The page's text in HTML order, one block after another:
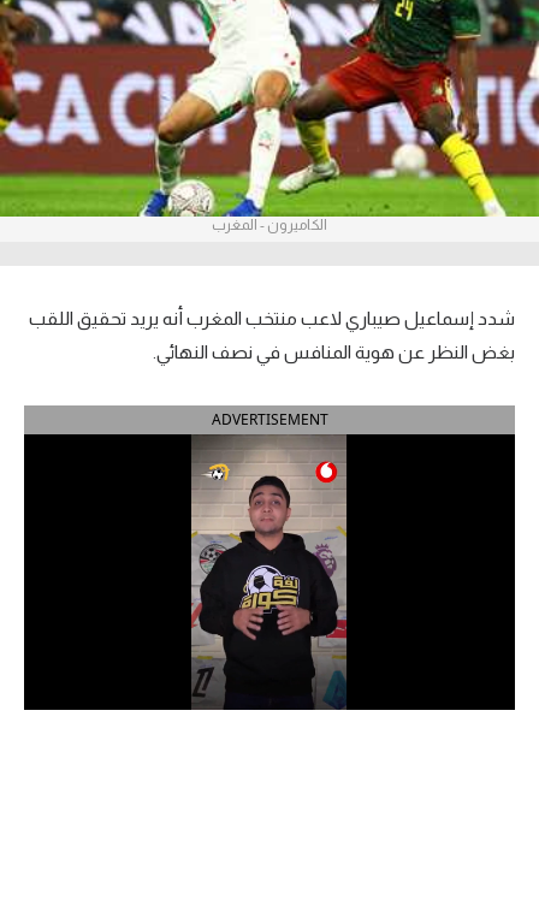
آراء حرة
ركن الألعاب
بطولات
الدوري الإنجليزي الممتاز
الدوري الإسباني
الدوري السعودي للمحترفين
الكاميرون - المغرب
شدد إسماعيل صيباري لاعب منتخب المغرب أنه يريد تحقيق اللقب
بغض النظر عن هوية المنافس في نصف النهائي.
ADVERTISEMENT